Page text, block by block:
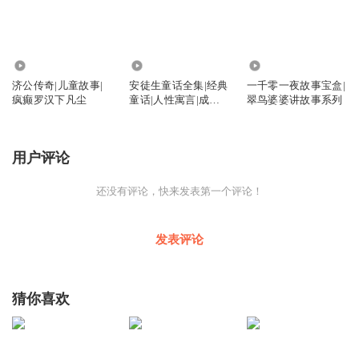
济公传奇|儿童故事|
疯癫罗汉下凡尘
安徒生童话全集|经典
童话|人性寓言|成长
一千零一夜故事宝盒|
翠鸟婆婆讲故事系列
用户评论
还没有评论，快来发表第一个评论！
发表评论
猜你喜欢